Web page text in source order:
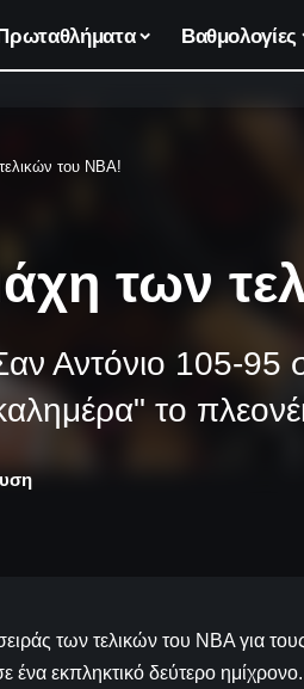
Βαθμολογίες
του ΝΒΑ!
των
Αντόνιο 105-95
το
των τελικών του ΝΒΑ για
ένα εκπληκτικό δεύτερο ημίχρονο.